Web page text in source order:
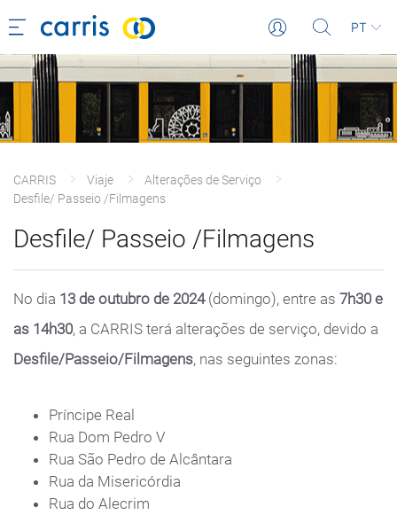
PT
CARRIS Viaje
Alterações de Serviço
Desfile/ Passeio /Filmagens
Desfile/ Passeio /Filmagens
No dia 13 de outubro de 2024 (domingo), entre as 7h30 e
as 14h30, a CARRIS terá alterações de serviço, devido a
Desfile/Passeio/Filmagens, nas seguintes zonas:
Príncipe Real
Rua Dom Pedro V
Rua São Pedro de Alcântara
Rua da Misericórdia
Rua do Alecrim